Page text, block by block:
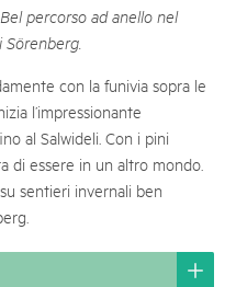
Bel percorso ad anello nel
con la funivia sopra le
l’impressionante
al Salwideli. Con i pini
di essere in un altro mondo.
sentieri invernali ben